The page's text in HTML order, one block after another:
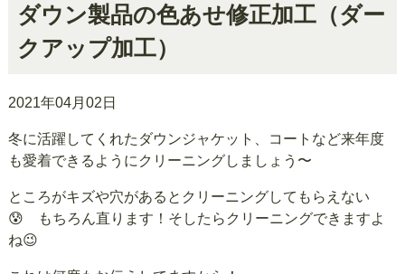
ダウン製品の色あせ修正加工（ダー
クアップ加工）
2021年04月02日
冬に活躍してくれたダウンジャケット、コートなど来年度
も愛着できるようにクリーニングしましょう〜
ところがキズや穴があるとクリーニングしてもらえない
😰 もちろん直ります！そしたらクリーニングできますよ
ね😉